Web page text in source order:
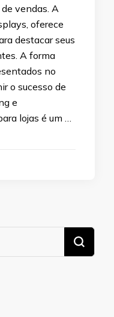
vendas. A
oferece
destacar seus
A forma
no
o sucesso de
e
lojas é um …